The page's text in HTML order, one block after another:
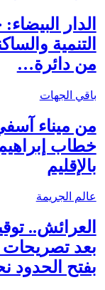
الدار
التنمية
من دائرة…
باقي الجهات
من ميناء
خطاب إبراهيم
بالإقليم
عالم الجريمة
العرائش..
بعد
بفتح الحدود